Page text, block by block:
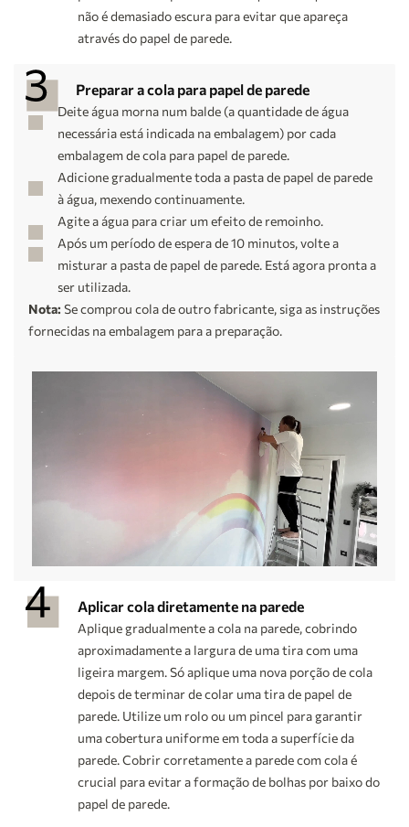
não é demasiado escura para evitar que apareça
através do papel de parede.
Preparar a cola para papel de parede
Deite água morna num balde (a quantidade de água
necessária está indicada na embalagem) por cada
embalagem de cola para papel de parede.
Adicione gradualmente toda a pasta de papel de parede
à água, mexendo continuamente.
Agite a água para criar um efeito de remoinho.
Após um período de espera de 10 minutos, volte a
misturar a pasta de papel de parede. Está agora pronta a
ser utilizada.
Nota: Se comprou cola de outro fabricante, siga as instruções
fornecidas na embalagem para a preparação.
Aplicar cola diretamente na parede
Aplique gradualmente a cola na parede, cobrindo
aproximadamente a largura de uma tira com uma
ligeira margem. Só aplique uma nova porção de cola
depois de terminar de colar uma tira de papel de
parede. Utilize um rolo ou um pincel para garantir
uma cobertura uniforme em toda a superfície da
parede. Cobrir corretamente a parede com cola é
crucial para evitar a formação de bolhas por baixo do
papel de parede.